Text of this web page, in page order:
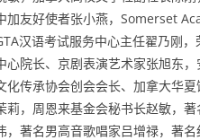
加友好使者张小燕，Somerset
汉语考试服务中心主任翟乃刚
心院长、京剧表演艺术家张旭东
化传承协会创会会长、加拿大华
莉，周恩来基金会秘书长赵敏，
，著名男高音歌唱家吕增禄，著